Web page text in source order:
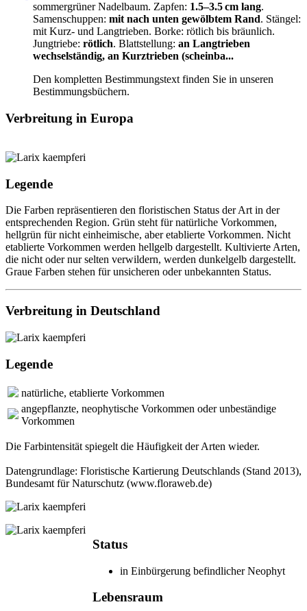
sommergrüner Nadelbaum. Zapfen: 1.5–3.5 cm lang.
Samenschuppen: mit nach unten gewölbtem Rand. Stängel:
mit Kurz- und Langtrieben. Borke: rötlich bis bräunlich.
Jungtriebe: rötlich. Blattstellung: an Langtrieben
wechselständig, an Kurztrieben (scheinba...
Den kompletten Bestimmungstext finden Sie in unseren
Bestimmungsbüchern.
Verbreitung in Europa
Legende
Die Farben repräsentieren den floristischen Status der Art in der
entsprechenden Region. Grün steht für natürliche Vorkommen,
hellgrün für nicht einheimische, aber etablierte Vorkommen. Nicht
etablierte Vorkommen werden hellgelb dargestellt. Kultivierte Arten,
die nicht oder nur selten verwildern, werden dunkelgelb dargestellt.
Graue Farben stehen für unsicheren oder unbekannten Status.
Verbreitung in Deutschland
Legende
natürliche, etablierte Vorkommen
angepflanzte, neophytische Vorkommen oder unbeständige
Vorkommen
Die Farbintensität spiegelt die Häufigkeit der Arten wieder.
Datengrundlage: Floristische Kartierung Deutschlands (Stand 2013),
Bundesamt für Naturschutz (www.floraweb.de)
Status
in Einbürgerung befindlicher Neophyt
Lebensraum